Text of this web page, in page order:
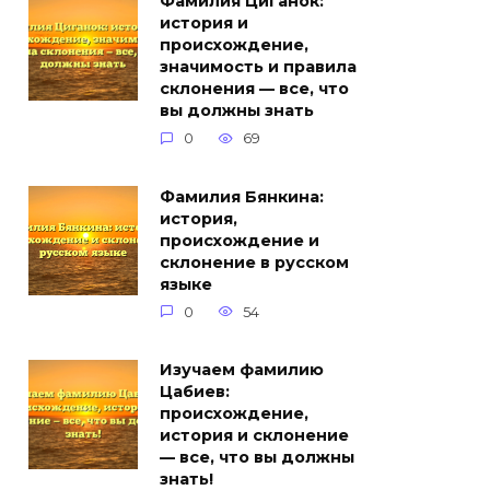
история и
происхождение,
значимость и правила
склонения — все, что
вы должны знать
0 69
Фамилия Бянкина:
история,
происхождение и
склонение в русском
языке
0 54
Изучаем фамилию
Цабиев:
происхождение,
история и склонение
— все, что вы должны
знать!